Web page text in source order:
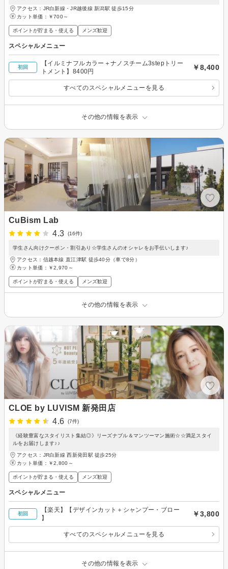
アクセス：JR白新線・JR越後線 新潟駅 徒歩15分
カット単価： ￥700～
ポイントが貯まる・使える メンズ歓迎
スペシャルメニュー
初回
【イルミナフルカラー＋ナノスチーム3stepトリー
トメント】8400円
￥8,400
すべてのスペシャルメニューを見る
その他の情報を表示
CuBism Lab
4.3
(16件)
学生さん向けクーポン・割引あり☆学生さんのオシャレをお手伝いします♪
アクセス：信越本線 直江津駅 徒歩40分（車で8分）
カット単価： ￥2,970～
ポイントが貯まる・使える メンズ歓迎
その他の情報を表示
CLOE by LUVISM 新発田店
4.6
(7件)
《経験豊富なスタイリスト集結◎》リーズナブル＆マンツーマン施術☆☆満足スタイ
ルをお届けします♪♪
アクセス：JR白新線 西新発田駅 徒歩25分
カット単価： ￥2,800～
ポイントが貯まる・使える メンズ歓迎
スペシャルメニュー
初回
【楽天】【デザインカット＋シャンプー・ブロー
】
￥3,800
すべてのスペシャルメニューを見る
その他の情報を表示